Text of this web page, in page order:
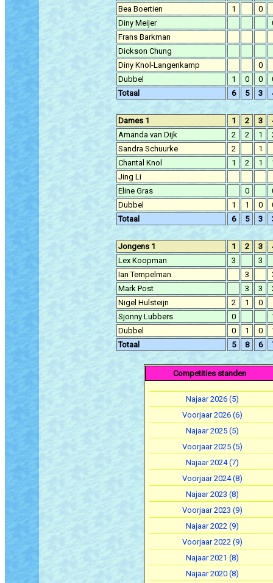
Bea Boertien
1
0
Diny Meijer
Frans Barkman
Dickson Chung
Diny Knol-Langenkamp
0
Dubbel
1 0 0
Totaal
6 5 3
Dames 1 1 2 3
Amanda van Dijk
2 2 1
Sandra Schuurke
2
1
Chantal Knol
1 2 1
Jing Li
Eline Gras
0
Dubbel
1 1 0
Totaal
6 5 3
Jongens 1 1 2 3
Lex Koopman
3
3
Ian Tempelman
3
Mark Post
3 3
Nigel Hulsteijn
2 1
0
Sjonny Lubbers
0
Dubbel
0 1 0
Totaal
5 8 6
Competities standen
Najaar 2026 (5)
Voorjaar 2026 (6)
Najaar 2025 (5)
Voorjaar 2025 (5)
Najaar 2024 (7)
Voorjaar 2024 (8)
Najaar 2023 (8)
Voorjaar 2023 (9)
Najaar 2022 (9)
Voorjaar 2022 (9)
Najaar 2021 (8)
Najaar 2020 (8)